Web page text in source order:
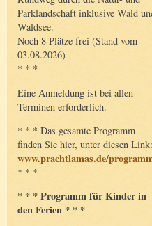
Parklandschaft inklusive Wald
Waldsee.
Noch 8 Plätze frei (Stand vom
03.08.2026)
* * *
Eine Anmeldung ist bei allen
Terminen erforderlich.
* * * Das gesamte Programm
finden Sie hier, unter diesen Link:
www.prachtlamas.de/
* * *
* * * Programm für Kinder in
den Ferien * * *